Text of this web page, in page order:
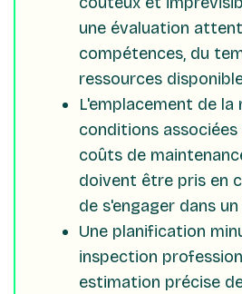
une évaluation
compétences, du
ressources
L'emplacement de la
conditions
coûts de
doivent être pris en
de s'engager dans
Une planification
inspection
estimation précise